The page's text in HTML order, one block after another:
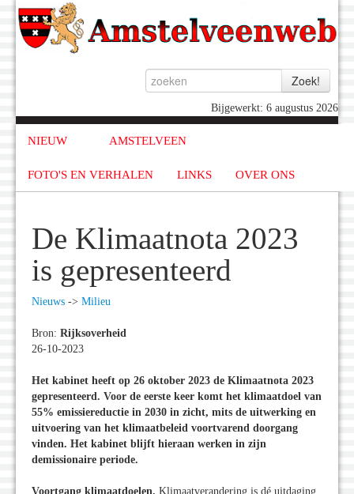
Bijgewerkt: 6 augustus 2026
NIEUW AMSTELVEEN
FOTO'S EN VERHALEN LINKS OVER ONS
De Klimaatnota 2023
is gepresenteerd
Nieuws -> Milieu
Bron: Rijksoverheid
26-10-2023
Het kabinet heeft op 26 oktober 2023 de Klimaatnota 2023
gepresenteerd. Voor de eerste keer komt het klimaatdoel van
55% emissiereductie in 2030 in zicht, mits de uitwerking en
uitvoering van het klimaatbeleid voortvarend doorgang
vinden. Het kabinet blijft hieraan werken in zijn
demissionaire periode.
Voortgang klimaatdoelen. Klimaatverandering is dé uitdaging